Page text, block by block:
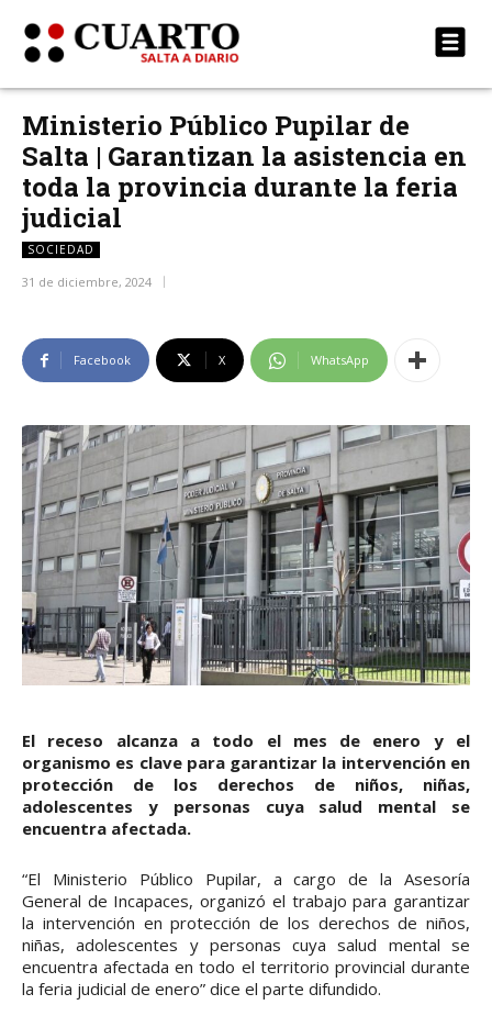
Ministerio Público Pupilar de
Salta | Garantizan la asistencia en
toda la provincia durante la feria
judicial
SOCIEDAD
31 de diciembre, 2024
Facebook X WhatsApp
El receso alcanza a todo el mes de enero y el
organismo es clave para garantizar la intervención en
protección de los derechos de niños, niñas,
adolescentes y personas cuya salud mental se
encuentra afectada.
“El Ministerio Público Pupilar, a cargo de la Asesoría
General de Incapaces, organizó el trabajo para garantizar
la intervención en protección de los derechos de niños,
niñas, adolescentes y personas cuya salud mental se
encuentra afectada en todo el territorio provincial durante
la feria judicial de enero” dice el parte difundido.